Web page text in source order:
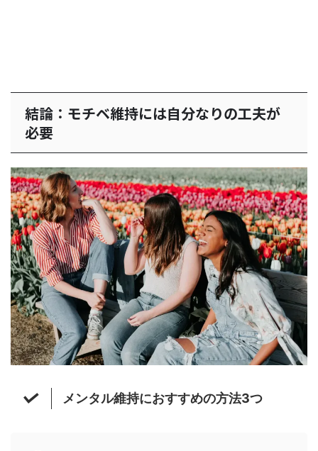
結論：モチベ維持には自分なりの工夫が
必要
メンタル維持におすすめの方法3つ